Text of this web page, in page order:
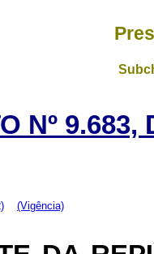
Nº
(Vigência)